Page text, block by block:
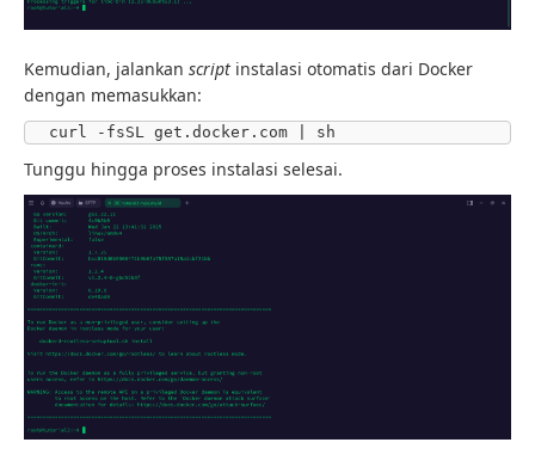
Kemudian, jalankan script instalasi otomatis dari Docker
dengan memasukkan:
curl -fsSL get.docker.com | sh
Tunggu hingga proses instalasi selesai.